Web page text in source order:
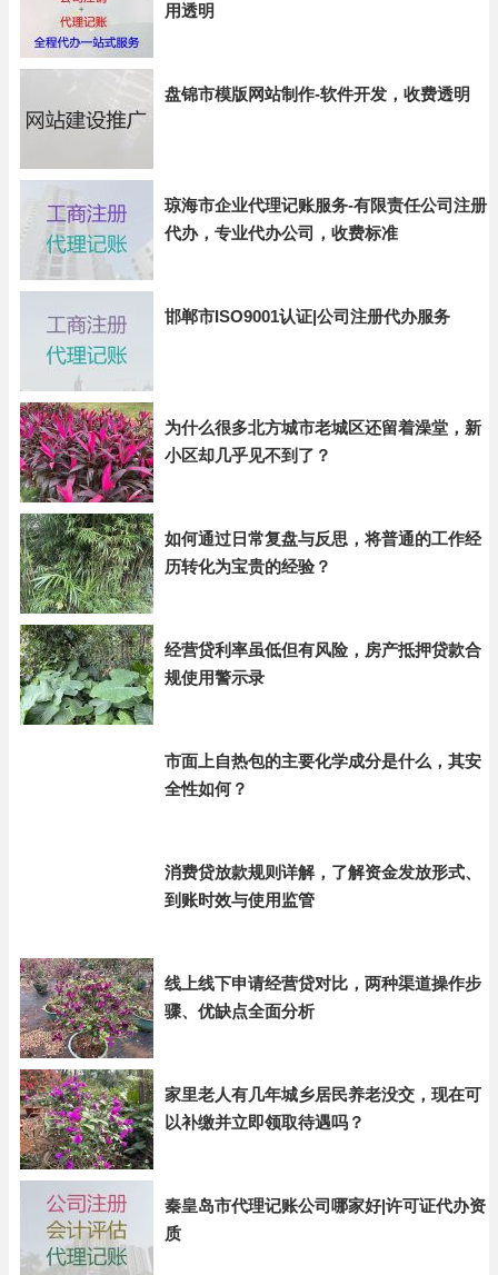
用透明
盘锦市模版网站制作-软件开发，收费透明
琼海市企业代理记账服务-有限责任公司注册
代办，专业代办公司，收费标准
邯郸市ISO9001认证|公司注册代办服务
为什么很多北方城市老城区还留着澡堂，新
小区却几乎见不到了？
如何通过日常复盘与反思，将普通的工作经
历转化为宝贵的经验？
经营贷利率虽低但有风险，房产抵押贷款合
规使用警示录
市面上自热包的主要化学成分是什么，其安
全性如何？
消费贷放款规则详解，了解资金发放形式、
到账时效与使用监管
线上线下申请经营贷对比，两种渠道操作步
骤、优缺点全面分析
家里老人有几年城乡居民养老没交，现在可
以补缴并立即领取待遇吗？
秦皇岛市代理记账公司哪家好|许可证代办资
质